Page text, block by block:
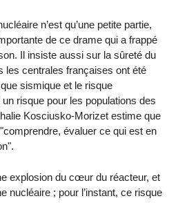
n’est qu’une petite partie,
de ce drame qui a frappé
Il insiste aussi sur la sûreté du
les centrales françaises ont été
sismique et le risque
risque pour les populations des
Kosciusko-Morizet estime que
évaluer ce qui est en
explosion du cœur du réacteur, et
nucléaire ; pour l’instant, ce risque